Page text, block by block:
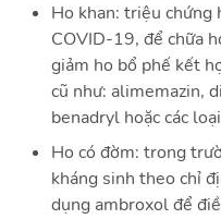
Ho khan: triệu chứng
COVID-19, để chữa
giảm ho bổ phế kết
cũ như: alimemazin,
benadryl hoặc các
Ho có đờm: trong
kháng sinh theo chỉ
dụng ambroxol để